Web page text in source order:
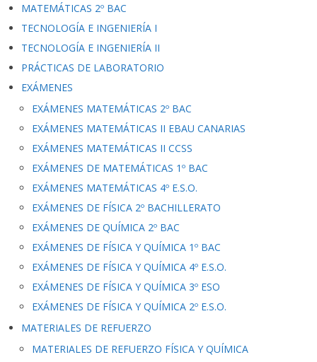
MATEMÁTICAS 2º BAC
TECNOLOGÍA E INGENIERÍA I
TECNOLOGÍA E INGENIERÍA II
PRÁCTICAS DE LABORATORIO
EXÁMENES
EXÁMENES MATEMÁTICAS 2º BAC
EXÁMENES MATEMÁTICAS II EBAU CANARIAS
EXÁMENES MATEMÁTICAS II CCSS
EXÁMENES DE MATEMÁTICAS 1º BAC
EXÁMENES MATEMÁTICAS 4º E.S.O.
EXÁMENES DE FÍSICA 2º BACHILLERATO
EXÁMENES DE QUÍMICA 2º BAC
EXÁMENES DE FÍSICA Y QUÍMICA 1º BAC
EXÁMENES DE FÍSICA Y QUÍMICA 4º E.S.O.
EXÁMENES DE FÍSICA Y QUÍMICA 3º ESO
EXÁMENES DE FÍSICA Y QUÍMICA 2º E.S.O.
MATERIALES DE REFUERZO
MATERIALES DE REFUERZO FÍSICA Y QUÍMICA